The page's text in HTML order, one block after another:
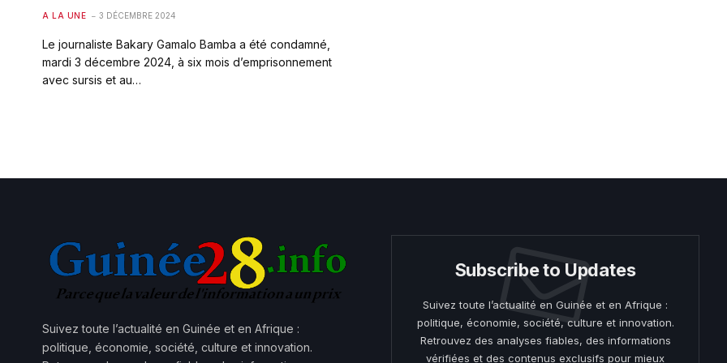
A LA UNE 3 DÉCEMBRE 2024
Le journaliste Bakary Gamalo Bamba a été condamné,
mardi 3 décembre 2024, à six mois d’emprisonnement
avec sursis et au…
Suivez toute l’actualité en Guinée et en Afrique :
politique, économie, société, culture et innovation.
Subscribe to Updates
Suivez toute l’actualité en Guinée et en Afrique :
politique, économie, société, culture et innovation.
Retrouvez des analyses fiables, des informations
vérifiées et des contenus exclusifs pour mieux